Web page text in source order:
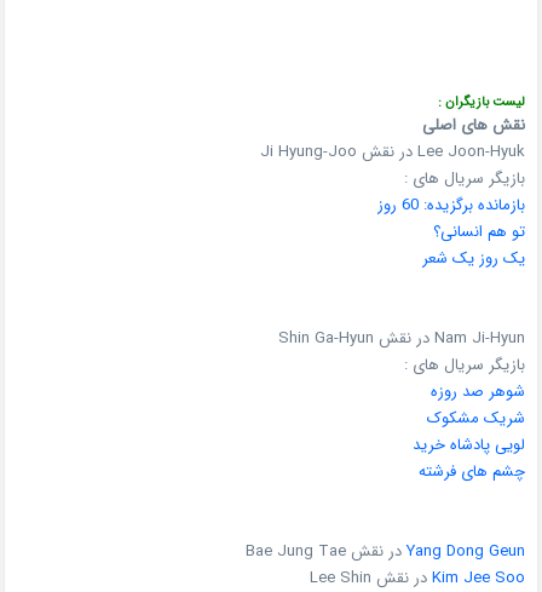
لیست بازیگران :
نقش های اصلی
Lee Joon-Hyuk در نقش Ji Hyung-Joo
بازیگر سریال های :
بازمانده برگزیده: 60 روز
تو هم انسانی؟
یک روز یک شعر
Nam Ji-Hyun در نقش Shin Ga-Hyun
بازیگر سریال های :
شوهر صد روزه
شریک مشکوک
لویی پادشاه خرید
چشم های فرشته
Yang Dong Geunدر نقش Bae Jung Tae
Kim Jee Sooدر نقش Lee Shin